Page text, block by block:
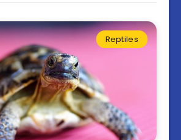
Reptiles